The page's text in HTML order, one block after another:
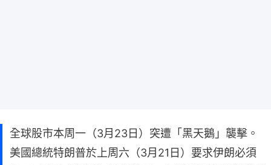
全球股市本周一（3月23日）突遭「黑天鵝」襲擊。
美國總統特朗普於上周六（3月21日）要求伊朗必須